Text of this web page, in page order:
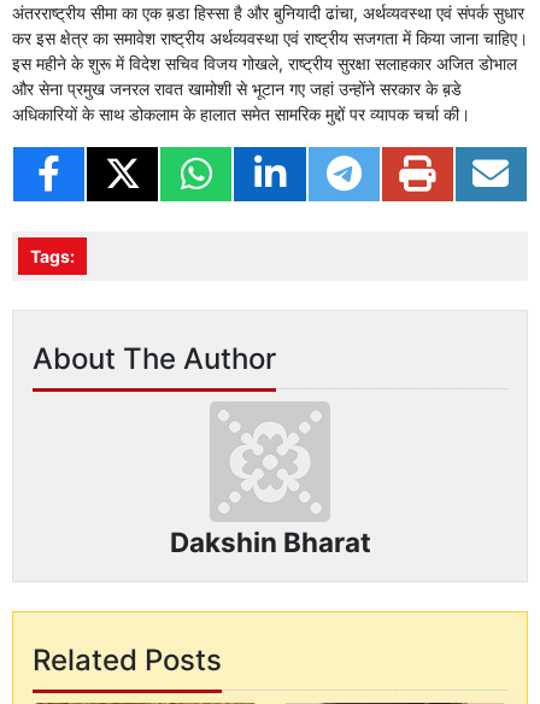
अंतरराष्ट्रीय सीमा का एक ब़डा हिस्सा है और बुनियादी ढांचा, अर्थव्यवस्था एवं संपर्क सुधार
कर इस क्षेत्र का समावेश राष्ट्रीय अर्थव्यवस्था एवं राष्ट्रीय सजगता में किया जाना चाहिए।
इस महीने के शुरू में विदेश सचिव विजय गोखले, राष्ट्रीय सुरक्षा सलाहकार अजित डोभाल
और सेना प्रमुख जनरल रावत खामोशी से भूटान गए जहां उन्होंने सरकार के ब़डे
अधिकारियों के साथ डोकलाम के हालात समेत सामरिक मुद्दों पर व्यापक चर्चा की।
Tags:
About The Author
Dakshin Bharat
Related Posts